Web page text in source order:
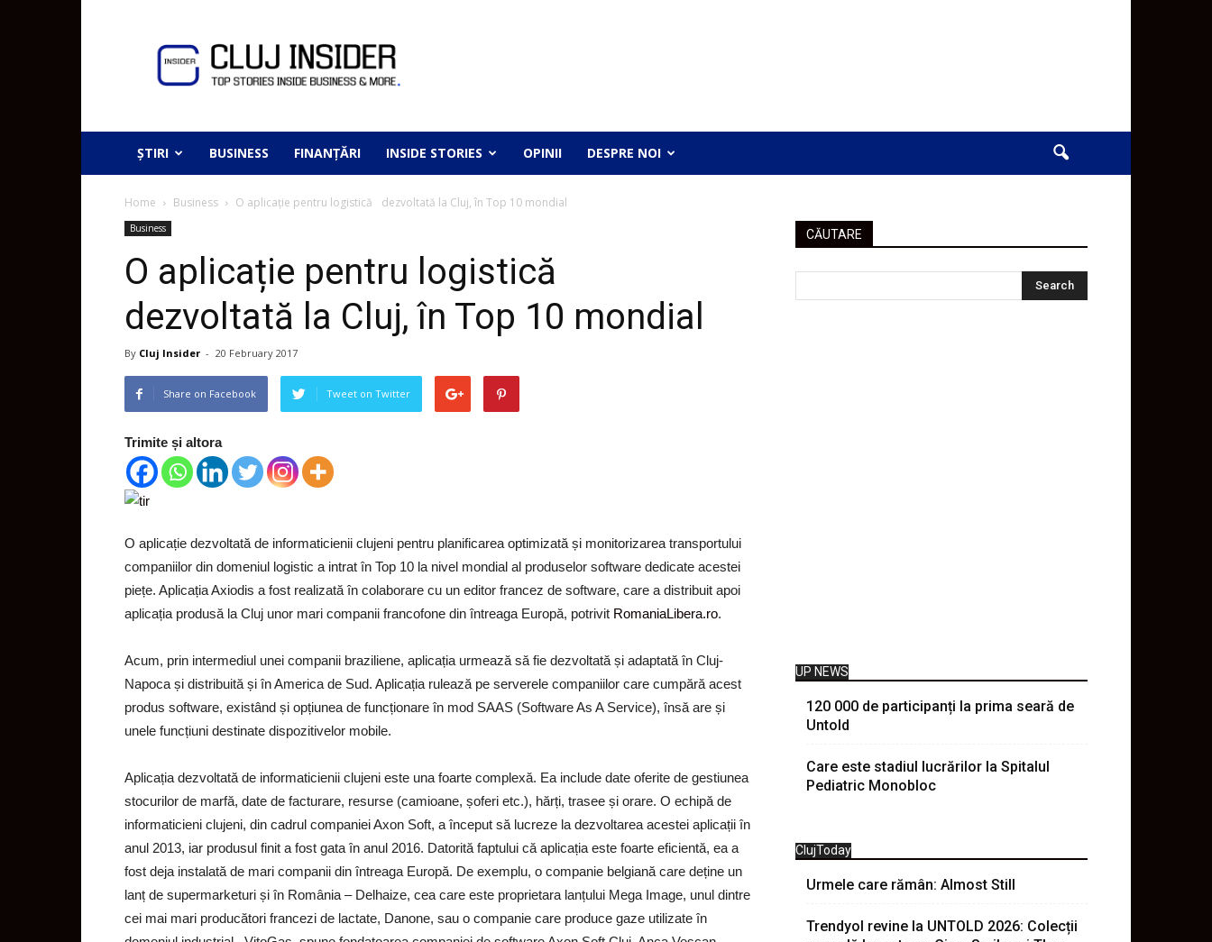
ȘTIRI BUSINESS FINANȚĂRI INSIDE STORIES OPINII DESPRE NOI
Home Business O aplicație pentru logistică dezvoltată la Cluj, în Top 10 mondial
Business
O aplicație pentru logistică
dezvoltată la Cluj, în Top 10 mondial
By Cluj Insider - 20 February 2017
Share on Facebook Tweet on Twitter
Trimite și altora
O aplicație dezvoltată de informaticienii clujeni pentru planificarea optimizată și monitorizarea transportului
companiilor din domeniul logistic a intrat în Top 10 la nivel mondial al produselor software dedicate acestei
piețe. Aplicația Axiodis a fost realizată în colaborare cu un editor francez de software, care a distribuit apoi
aplicația produsă la Cluj unor mari companii francofone din întreaga Europă, potrivit RomaniaLibera.ro.
Acum, prin intermediul unei companii braziliene, aplicația urmează să fie dezvoltată și adaptată în Cluj-
Napoca și distribuită și în America de Sud. Aplicația rulează pe serverele companiilor care cumpără acest
produs software, existând și opțiunea de funcționare în mod SAAS (Software As A Service), însă are și
unele funcțiuni destinate dispozitivelor mobile.
Aplicația dezvoltată de informaticienii clujeni este una foarte complexă. Ea include date oferite de gestiunea
stocurilor de marfă, date de facturare, resurse (camioane, șoferi etc.), hărți, trasee și orare. O echipă de
informaticieni clujeni, din cadrul companiei Axon Soft, a început să lucreze la dezvoltarea acestei aplicații în
anul 2013, iar produsul finit a fost gata în anul 2016. Datorită faptului că aplicația este foarte eficientă, ea a
fost deja instalată de mari companii din întreaga Europă. De exemplu, o companie belgiană care deține un
lanț de supermarketuri și în România – Delhaize, cea care este proprietara lanțului Mega Image, unul dintre
cei mai mari producători francezi de lactate, Danone, sau o companie care produce gaze utilizate în
CĂUTARE
UP NEWS
120 000 de participanți la prima seară de
Untold
Care este stadiul lucrărilor la Spitalul
Pediatric Monobloc
ClujToday
Urmele care rămân: Almost Still
Trendyol revine la UNTOLD 2026: Colecții